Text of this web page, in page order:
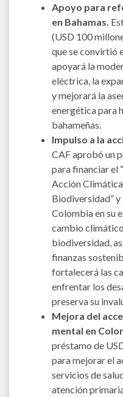
Apoyo para
en Bahamas.
(USD 100
que se convirtió
apoyará la
eléctrica, la
y mejorará la
energética para
bahameñas.
Impulso a la
CAF aprobó un
para financiar el
Acción
Biodiversidad”
Colombia en su
cambio
biodiversidad,
finanzas
fortalecerá las
enfrentar los
preserva su
Mejora del
mental en
préstamo de
para mejorar el
servicios de
atención